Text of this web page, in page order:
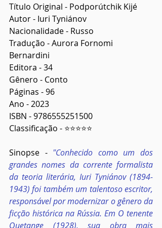
Título Original - Podporútchik Kijé
Autor - Iuri Tyniánov
Nacionalidade - Russo
Tradução - Aurora Fornomi
Bernardini
Editora - 34
Gênero - Conto
Páginas - 96
Ano - 2023
ISBN - 9786555251500
Classificação - ⭐⭐⭐⭐⭐
Sinopse - "Conhecido como um dos
grandes nomes da corrente formalista
da teoria literária, Iuri Tyniánov (1894-
1943) foi também um talentoso escritor,
responsável por modernizar o gênero da
ficção histórica na Rússia. Em O tenente
Quetange (1928), sua obra mais